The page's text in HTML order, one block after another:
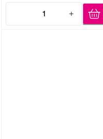
1
Quantity: 1